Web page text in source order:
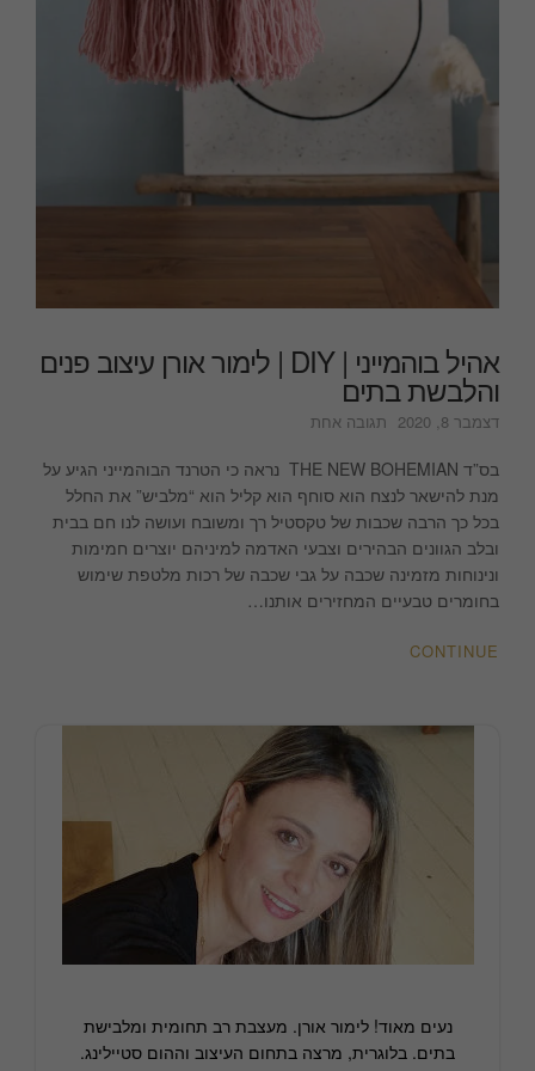
אהיל בוהמייני | DIY | לימור אורן עיצוב פנים
והלבשת בתים
דצמבר 8, 2020 תגובה אחת
בוהמייני
|
DIY
|
אורן
עיצוב
בס”ד THE NEW BOHEMIAN נראה כי הטרנד הבוהמייני הגיע על
מנת להישאר לנצח הוא סוחף הוא קליל הוא “מלביש” את החלל
בכל כך הרבה שכבות של טקסטיל רך ומשובח ועושה לנו חם בבית
ובלב הגוונים הבהירים וצבעי האדמה למיניהם יוצרים חמימות
ונינוחות מזמינה שכבה על גבי שכבה של רכות מלטפת שימוש
בחומרים טבעיים המחזירים אותנו…
CONTINUE
נעים מאוד! לימור אורן. מעצבת רב תחומית ומלבישת
בתים. בלוגרית, מרצה בתחום העיצוב וההום סטיילינג.